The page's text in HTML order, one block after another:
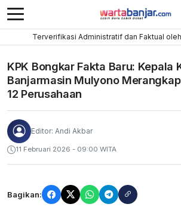
Terverifikasi Administratif dan Faktual
KPK Bongkar Fakta Baru: Kepala
Banjarmasin Mulyono
12 Perusahaan
Editor: Andi Akbar
11 Februari 2026 - 09:00 WITA
Bagikan: